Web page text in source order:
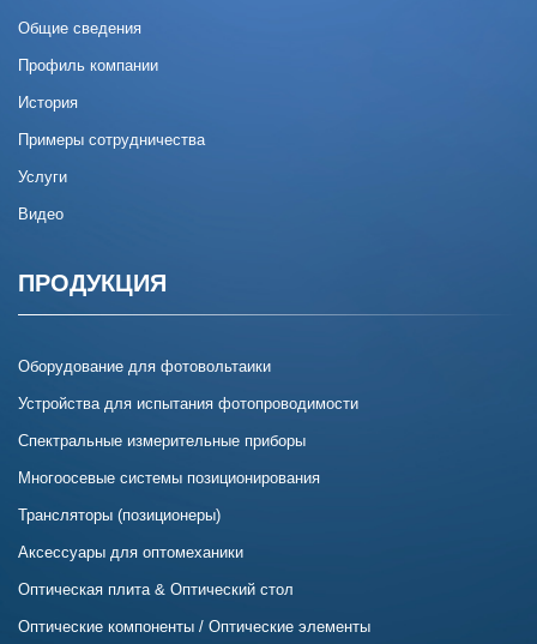
Общие сведения
Профиль компании
История
Примеры сотрудничества
Услуги
Видео
ПРОДУКЦИЯ
Оборудование для фотовольтаики
Устройства для испытания фотопроводимости
Спектральные измерительные приборы
Многоосевые системы позиционирования
Трансляторы (позиционеры)
Аксессуары для оптомеханики
Оптическая плита & Оптический стол
Оптические компоненты / Оптические элементы